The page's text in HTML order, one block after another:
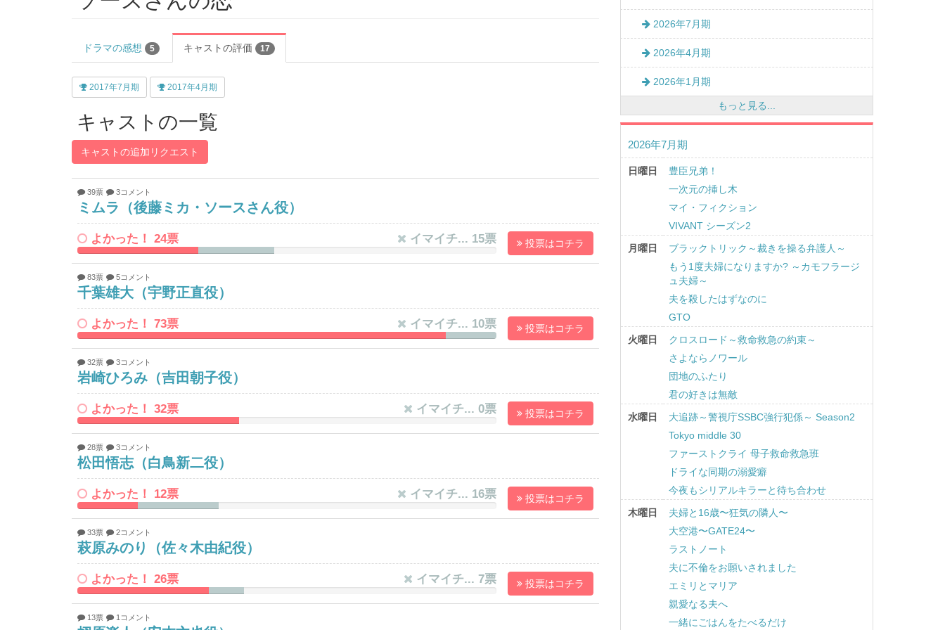
ドラマの感想 5 キャストの評価 17
2017年7月期 2017年4月期
キャストの一覧
キャストの追加リクエスト
39票 3コメント
ミムラ（後藤ミカ・ソースさん役）
よかった！ 24票 イマイチ... 15票
28.915662650602%
18.072289156627%
投票はコチラ
83票 5コメント
千葉雄大（宇野正直役）
よかった！ 73票 イマイチ... 10票
87.951807228916%
12.048192771084%
投票はコチラ
32票 3コメント
岩崎ひろみ（吉田朝子役）
よかった！ 32票 イマイチ... 0票
38.55421686747%
0%
投票はコチラ
28票 3コメント
松田悟志（白鳥新二役）
よかった！ 12票 イマイチ... 16票
14.457831325301%19.277108433735%
投票はコチラ
33票 2コメント
萩原みのり（佐々木由紀役）
よかった！ 26票 イマイチ... 7票
31.325301204819% 8.433734939759%
投票はコチラ
13票 1コメント
2026年7月期
2026年4月期
2026年1月期
もっと見る...
2026年7月期
日曜日
豊臣兄弟！
一次元の挿し木
マイ・フィクション
VIVANT シーズン2
月曜日
ブラックトリック～裁きを操る弁護人～
もう1度夫婦になりますか? ～カモフラージ
ュ夫婦～
夫を殺したはずなのに
GTO
火曜日
クロスロード～救命救急の約束～
さよならノワール
団地のふたり
君の好きは無敵
水曜日
大追跡～警視庁SSBC強行犯係～ Season2
Tokyo middle 30
ファーストクライ 母子救命救急班
ドライな同期の溺愛癖
今夜もシリアルキラーと待ち合わせ
木曜日
夫婦と16歳〜狂気の隣人〜
大空港〜GATE24〜
ラストノート
夫に不倫をお願いされました
エミリとマリア
親愛なる夫へ
一緒にごはんをたべるだけ